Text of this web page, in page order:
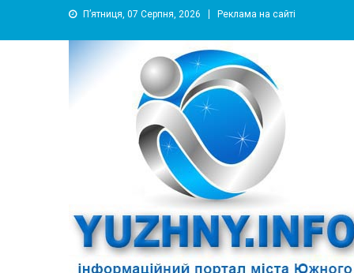
П’ятниця, 07 Серпня, 2026 Реклама на сайті
YUZHNY.INFO
информационный портал города Южный